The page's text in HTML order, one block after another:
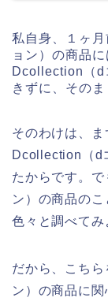
私自身、１ヶ
ョン）の商品
Dcollection（d
きずに、そのま
そのわけは、
Dcollection（d
たからです。
ン）の商品のこ
色々と調べてみ
だから、こち
ン）の商品に